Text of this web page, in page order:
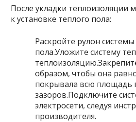
После укладки теплоизоляции
к установке теплого пола:
Раскройте рулон системы
пола.Уложите систему
образом, чтобы она
покрывала всю площадь
зазоров.Подключите
электросети, следуя
производителя.